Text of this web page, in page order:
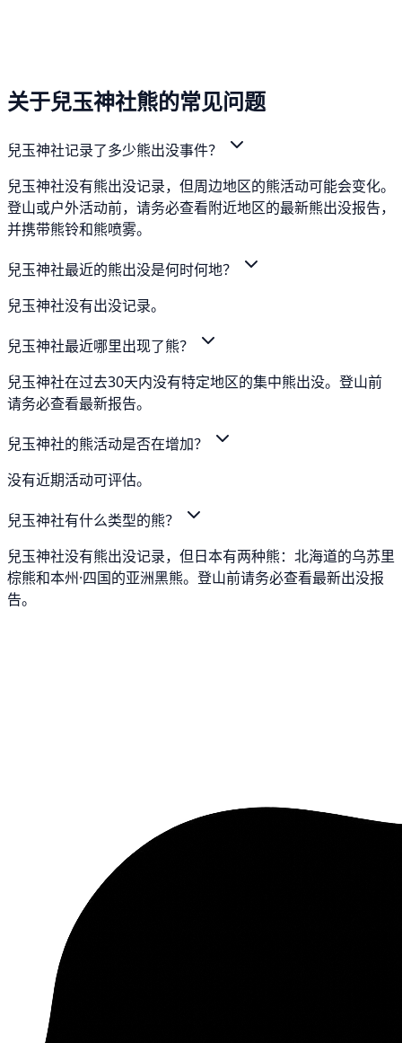
关于兒玉神社熊的常见问题
兒玉神社记录了多少熊出没事件？
兒玉神社没有熊出没记录，但周边地区的熊活动可能会变化。
登山或户外活动前，请务必查看附近地区的最新熊出没报告，
并携带熊铃和熊喷雾。
兒玉神社最近的熊出没是何时何地？
兒玉神社没有出没记录。
兒玉神社最近哪里出现了熊？
兒玉神社在过去30天内没有特定地区的集中熊出没。登山前
请务必查看最新报告。
兒玉神社的熊活动是否在增加？
没有近期活动可评估。
兒玉神社有什么类型的熊？
兒玉神社没有熊出没记录，但日本有两种熊：北海道的乌苏里
棕熊和本州·四国的亚洲黑熊。登山前请务必查看最新出没报
告。